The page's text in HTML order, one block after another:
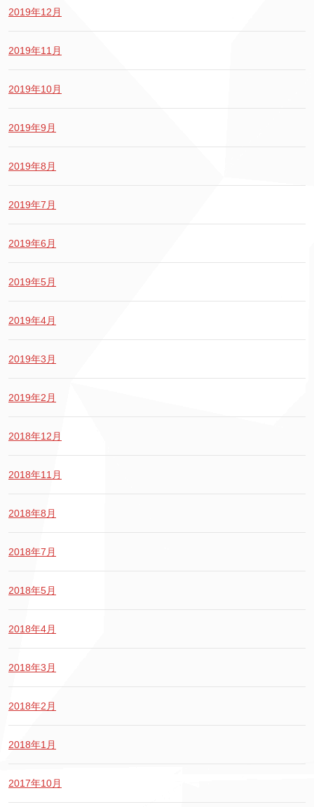
2019年12月
2019年11月
2019年10月
2019年9月
2019年8月
2019年7月
2019年6月
2019年5月
2019年4月
2019年3月
2019年2月
2018年12月
2018年11月
2018年8月
2018年7月
2018年5月
2018年4月
2018年3月
2018年2月
2018年1月
2017年10月